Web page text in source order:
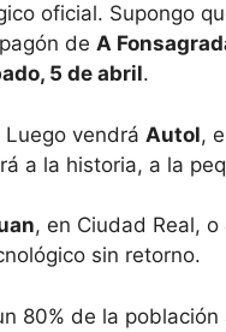
oficial. Supongo
de A
5 de abril.
Luego vendrá Autol,
a la historia, a la
, en Ciudad Real, o
sin retorno.
80% de la población